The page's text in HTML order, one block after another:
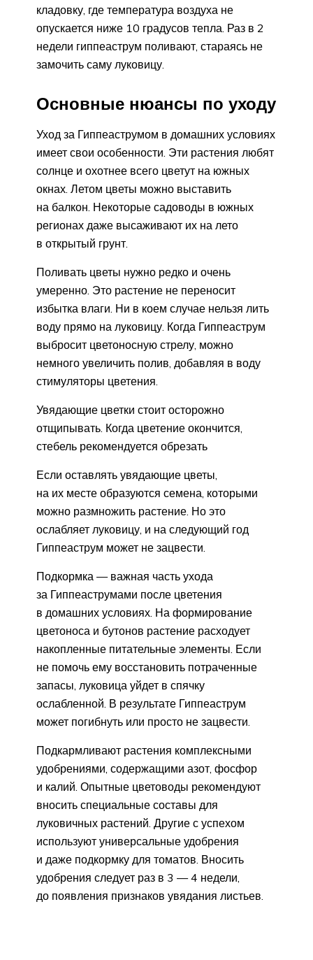
кладовку, где температура воздуха не
опускается ниже 10 градусов тепла. Раз в 2
недели гиппеаструм поливают, стараясь не
замочить саму луковицу.
Основные нюансы по уходу
Уход за Гиппеаструмом в домашних условиях
имеет свои особенности. Эти растения любят
солнце и охотнее всего цветут на южных
окнах. Летом цветы можно выставить
на балкон. Некоторые садоводы в южных
регионах даже высаживают их на лето
в открытый грунт.
Поливать цветы нужно редко и очень
умеренно. Это растение не переносит
избытка влаги. Ни в коем случае нельзя лить
воду прямо на луковицу. Когда Гиппеаструм
выбросит цветоносную стрелу, можно
немного увеличить полив, добавляя в воду
стимуляторы цветения.
Увядающие цветки стоит осторожно
отщипывать. Когда цветение окончится,
стебель рекомендуется обрезать
Если оставлять увядающие цветы,
на их месте образуются семена, которыми
можно размножить растение. Но это
ослабляет луковицу, и на следующий год
Гиппеаструм может не зацвести.
Подкормка — важная часть ухода
за Гиппеаструмами после цветения
в домашних условиях. На формирование
цветоноса и бутонов растение расходует
накопленные питательные элементы. Если
не помочь ему восстановить потраченные
запасы, луковица уйдет в спячку
ослабленной. В результате Гиппеаструм
может погибнуть или просто не зацвести.
Подкармливают растения комплексными
удобрениями, содержащими азот, фосфор
и калий. Опытные цветоводы рекомендуют
вносить специальные составы для
луковичных растений. Другие с успехом
используют универсальные удобрения
и даже подкормку для томатов. Вносить
удобрения следует раз в 3 — 4 недели,
до появления признаков увядания листьев.